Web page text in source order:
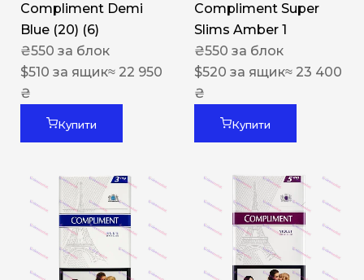
Compliment Demi
Blue (20) (6)
₴550 за блок
$510 за ящик≈ 22 950
₴
Купити
Compliment Super
Slims Amber 1
₴550 за блок
$520 за ящик≈ 23 400
₴
Купити